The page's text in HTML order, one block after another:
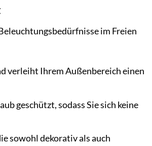
im Freien
verleiht Ihrem Außenbereich einen
geschützt, sodass Sie sich keine
sowohl dekorativ als auch